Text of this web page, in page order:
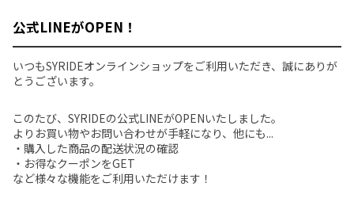
公式LINEがOPEN！
いつもSYRIDEオンラインショップをご利用いただき、誠にありが
とうございます。
このたび、SYRIDEの公式LINEがOPENいたしました。
よりお買い物やお問い合わせが手軽になり、他にも...
・購入した商品の配送状況の確認
・お得なクーポンをGET
など様々な機能をご利用いただけます！